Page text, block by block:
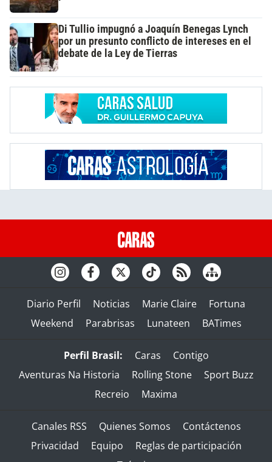
Di Tullio impugnó a Joaquín Benegas Lynch
por un presunto conflicto de intereses en el
debate de la Ley de Tierras
Diario Perfil Noticias Marie Claire
Fortuna
Weekend
Parabrisas Lunateen BATimes
Perfil Brasil: Caras
Contigo
Aventuras Na Historia
Rolling Stone
Sport Buzz
Recreio
Maxima
Canales RSS Quienes Somos
Contáctenos
Privacidad
Equipo
Reglas de participación